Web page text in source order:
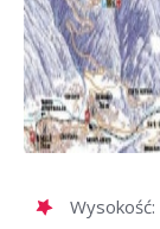
Wysokość: